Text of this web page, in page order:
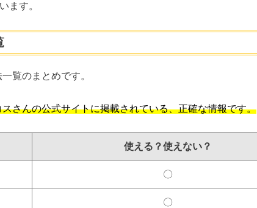
ます。
覧のまとめです。
スさんの公式サイトに掲載されている、正確な情報です。
使える？使えない？
〇
〇